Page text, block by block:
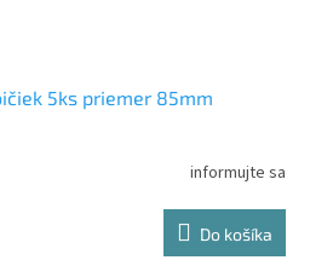
5ks priemer 85mm
informujte sa
Do košíka